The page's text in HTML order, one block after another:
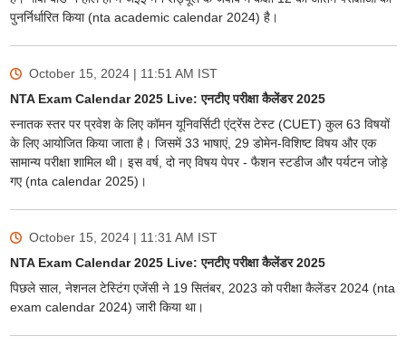
पुनर्निर्धारित किया (nta academic calendar 2024) है।
October 15, 2024 | 11:51 AM IST
NTA Exam Calendar 2025 Live: एनटीए परीक्षा कैलेंडर 2025
स्नातक स्तर पर प्रवेश के लिए कॉमन यूनिवर्सिटी एंट्रेंस टेस्ट (CUET) कुल 63 विषयों
के लिए आयोजित किया जाता है। जिसमें 33 भाषाएं, 29 डोमेन-विशिष्ट विषय और एक
सामान्य परीक्षा शामिल थी। इस वर्ष, दो नए विषय पेपर - फैशन स्टडीज और पर्यटन जोड़े
गए (nta calendar 2025)।
October 15, 2024 | 11:31 AM IST
NTA Exam Calendar 2025 Live: एनटीए परीक्षा कैलेंडर 2025
पिछले साल, नेशनल टेस्टिंग एजेंसी ने 19 सितंबर, 2023 को परीक्षा कैलेंडर 2024 (nta
exam calendar 2024) जारी किया था।